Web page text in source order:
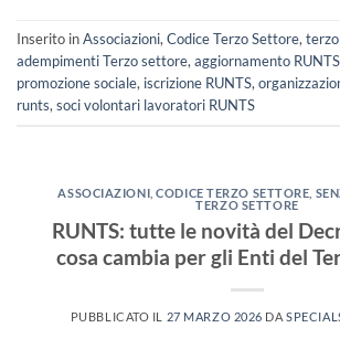
Inserito inAssociazioni,Codice Terzo Settore,
adempimenti Terzo settore,aggiornamento RUNTS
promozione sociale, iscrizione RUNTS,
runts,soci volontari lavoratori RUNTS
ASSOCIAZIONI ,CODICE TERZO SETTORE
TERZO SETTORE
RUNTS: tutte le novità del
cosa cambia per gli Enti del
PUBBLICATO IL 27 MARZO 2026 DA